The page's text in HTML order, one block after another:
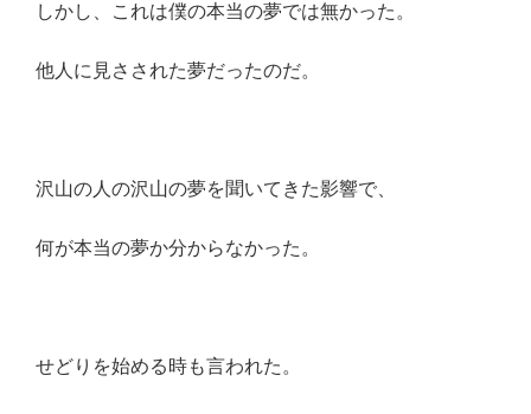
しかし、これは僕の本当の夢では無かった。
他人に見さされた夢だったのだ。
沢山の人の沢山の夢を聞いてきた影響で、
何が本当の夢か分からなかった。
せどりを始める時も言われた。